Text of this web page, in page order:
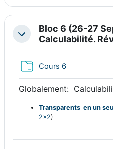
Replier
Bloc 6 (26-27
Calculabilité.
Cours 6Dossier
Globalement:
Transparents en un
2x2)